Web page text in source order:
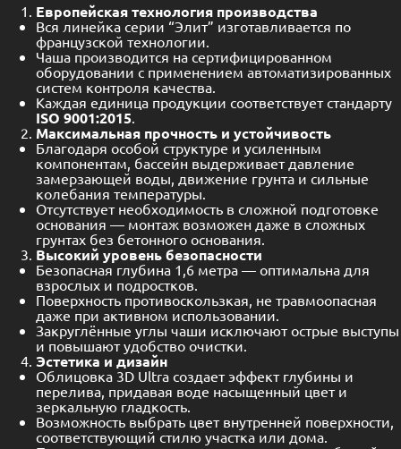
Европейская технология производства
Вся линейка серии “Элит” изготавливается по
французской технологии.
Чаша производится на сертифицированном
оборудовании с применением автоматизированных
систем контроля качества.
Каждая единица продукции соответствует стандарту
ISO 9001:2015.
Максимальная прочность и устойчивость
Благодаря особой структуре и усиленным
компонентам, бассейн выдерживает давление
замерзающей воды, движение грунта и сильные
колебания температуры.
Отсутствует необходимость в сложной подготовке
основания — монтаж возможен даже в сложных
грунтах без бетонного основания.
Высокий уровень безопасности
Безопасная глубина 1,6 метра — оптимальна для
взрослых и подростков.
Поверхность противоскользкая, не травмоопасная
даже при активном использовании.
Закруглённые углы чаши исключают острые выступы
и повышают удобство очистки.
Эстетика и дизайн
Облицовка 3D Ultra создает эффект глубины и
перелива, придавая воде насыщенный цвет и
зеркальную гладкость.
Возможность выбрать цвет внутренней поверхности,
соответствующий стилю участка или дома.